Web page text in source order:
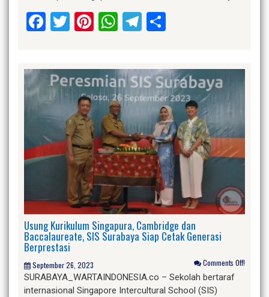
Facebook
Twitter
Pinterest
WhatsApp
Telegram
Usung Kurikulum Singapura, Cambridge dan
Baccalaureate, SIS Surabaya Siap Cetak Generasi
Berprestasi
September 26, 2023 Comments Off!
SURABAYA_WARTAINDONESIA.co – Sekolah bertaraf
internasional Singapore Intercultural School (SIS)